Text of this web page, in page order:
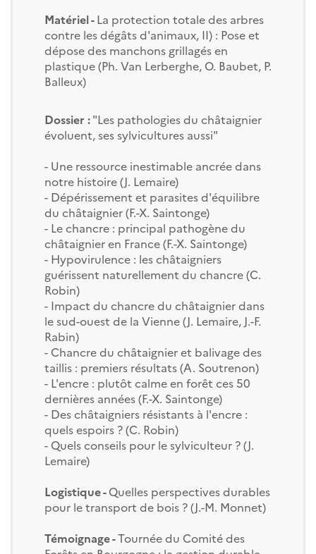
Matériel -La protection totale des arbres
contre les dégâts d'animaux, II) : Pose et
dépose des manchons grillagés en
plastique (Ph. Van Lerberghe, O. Baubet, P.
Balleux)
Dossier :"Les pathologies du châtaignier
évoluent, ses sylvicultures aussi"
- Une ressource inestimable ancrée dans
notre histoire (J. Lemaire)
- Dépérissement et parasites d'équilibre
du châtaignier (F.-X. Saintonge)
- Le chancre : principal pathogène du
châtaignier en France (F.-X. Saintonge)
- Hypovirulence : les châtaigniers
guérissent naturellement du chancre (C.
Robin)
- Impact du chancre du châtaignier dans
le sud-ouest de la Vienne (J. Lemaire, J.-F.
Rabin)
- Chancre du châtaignier et balivage des
taillis : premiers résultats (A. Soutrenon)
- L'encre : plutôt calme en forêt ces 50
dernières années (F.-X. Saintonge)
- Des châtaigniers résistants à l'encre :
quels espoirs ? (C. Robin)
- Quels conseils pour le sylviculteur ? (J.
Lemaire)
Logistique -Quelles perspectives durables
pour le transport de bois ? (J.-M. Monnet)
Témoignage -Tournée du Comité des